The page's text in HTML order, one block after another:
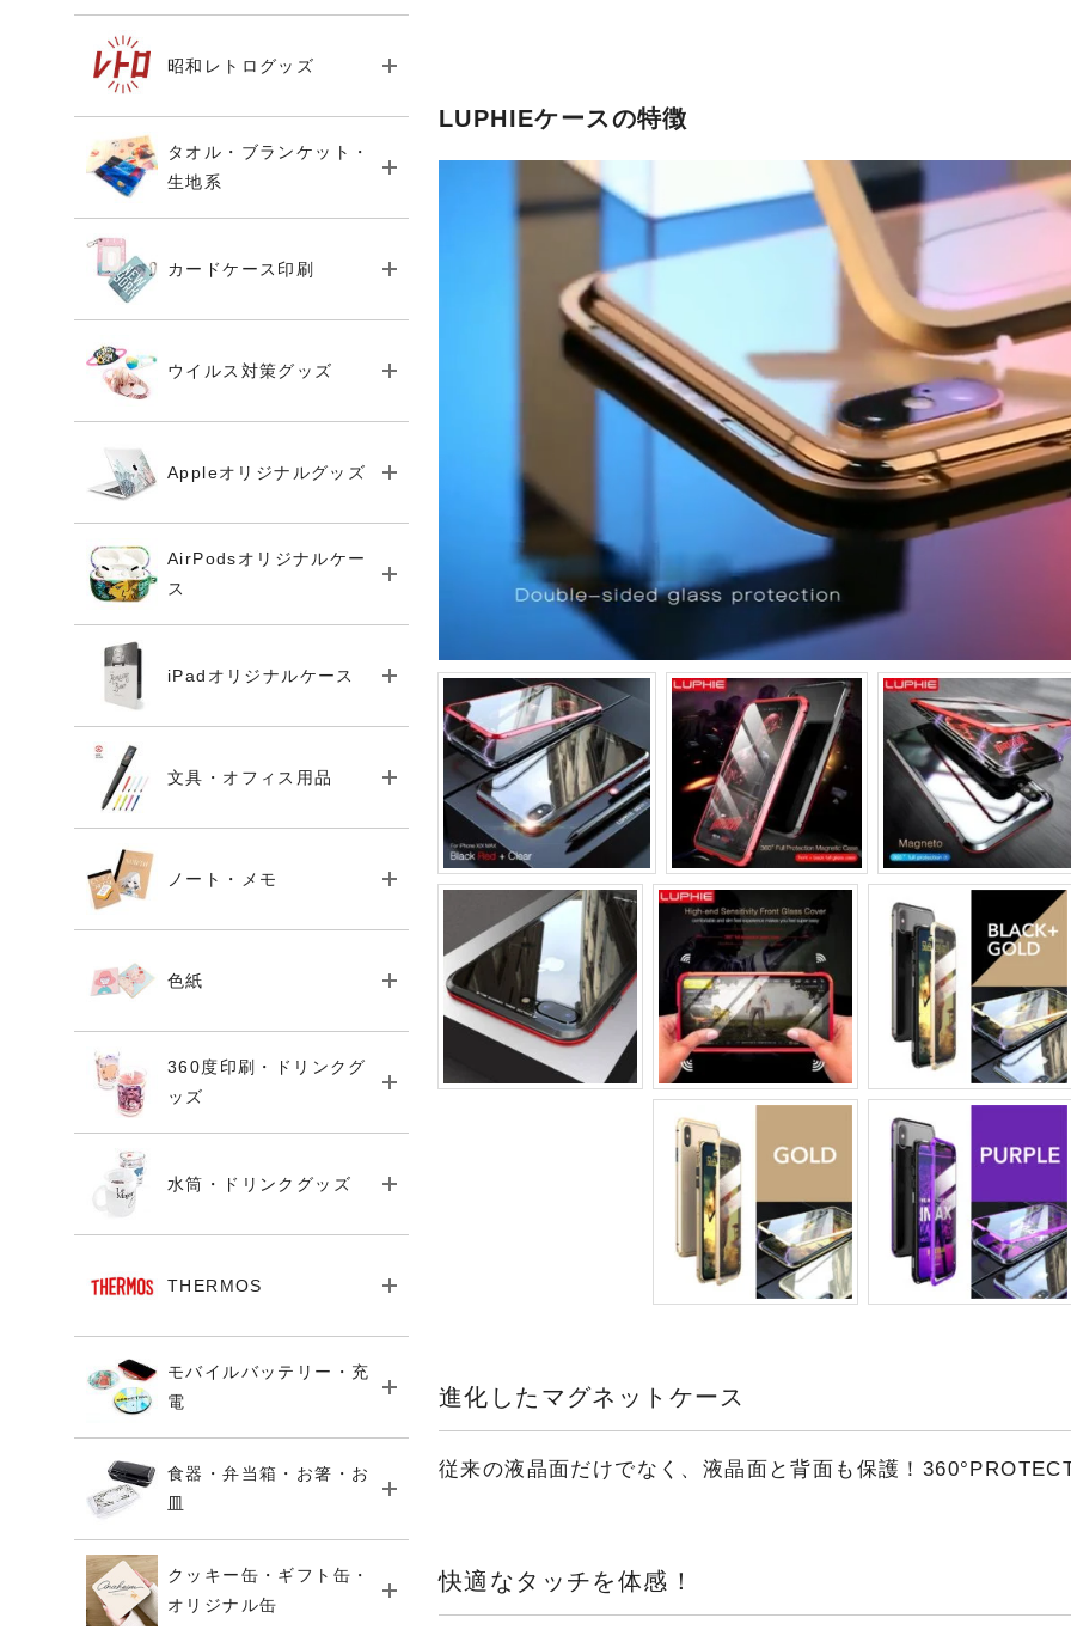
LUPHIEケースの特徴
進化したマグネットケース
従来の液晶面だけでなく、液晶面と背面も保護！
快適なタッチを体感！
昭和レトログッズ
タオル・ブランケット・
生地系
カードケース印刷
ウイルス対策グッズ
Appleオリジナルグッズ
AirPodsオリジナルケー
ス
iPadオリジナルケース
文具・オフィス用品
ノート・メモ
色紙
360度印刷・ドリンクグ
ッズ
水筒・ドリンクグッズ
THERMOS
モバイルバッテリー・充
電
食器・弁当箱・お箸・お
皿
クッキー缶・ギフト缶・
オリジナル缶